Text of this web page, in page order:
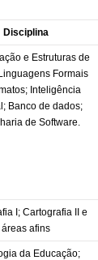
Disciplina
e Estruturas de
Formais
Inteligência
Banco de dados;
de Software.
I; Cartografia II e
áreas afins
da Educação;